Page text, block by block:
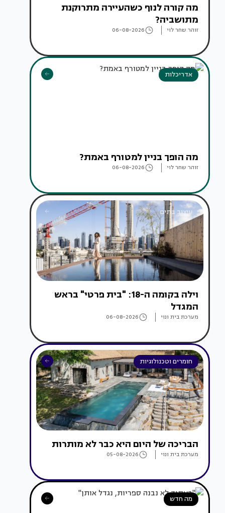
מה קורה לנוף כשהעיירה מתרוקנת
מתושביה?
זוהר שחר לוי 06-08-2026
אדריכלות
מה הופך בניין למטורף באמת?
זוהר שחר לוי 06-08-2026
עיצוב בתים
וילה בקומה ה-18: "בית פרטי" בראש
המגדל
מערכת בית ונוי 06-08-2026
חומרים וטכנולוגיות
הבריכה של היום היא כבר לא מותרות
מערכת בית ונוי 05-08-2026
מה חדש